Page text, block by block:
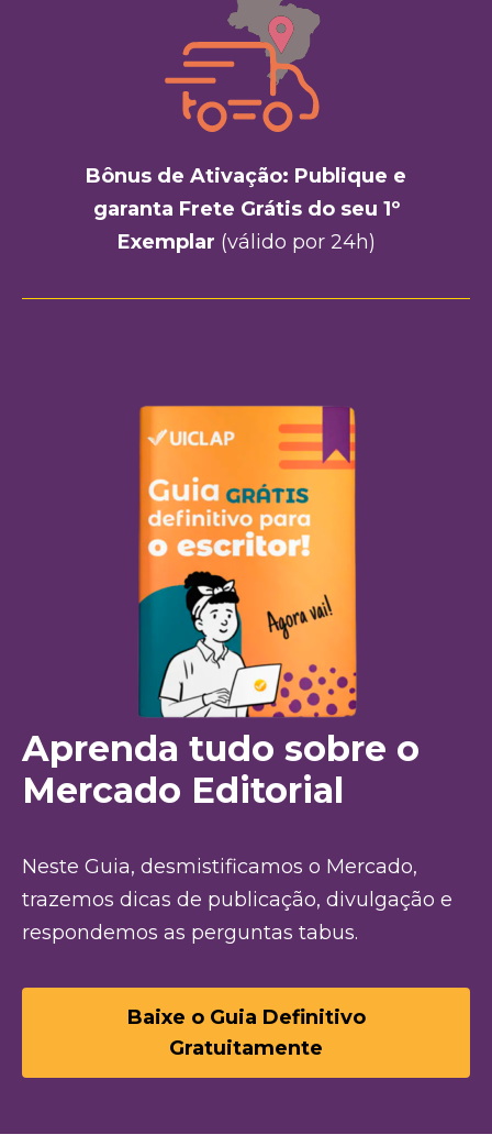
Bônus de Ativação: Publique e
garanta Frete Grátis do seu 1º
Exemplar (válido por 24h)
Aprenda tudo sobre o
Mercado Editorial
Neste Guia, desmistificamos o Mercado,
trazemos dicas de publicação, divulgação e
respondemos as perguntas tabus.
Baixe o Guia Definitivo
Gratuitamente